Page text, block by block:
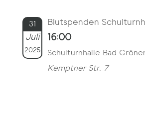
31
Juli
2025
Blutspenden
16:00
Schulturnhalle Bad
Kemptner Str. 7